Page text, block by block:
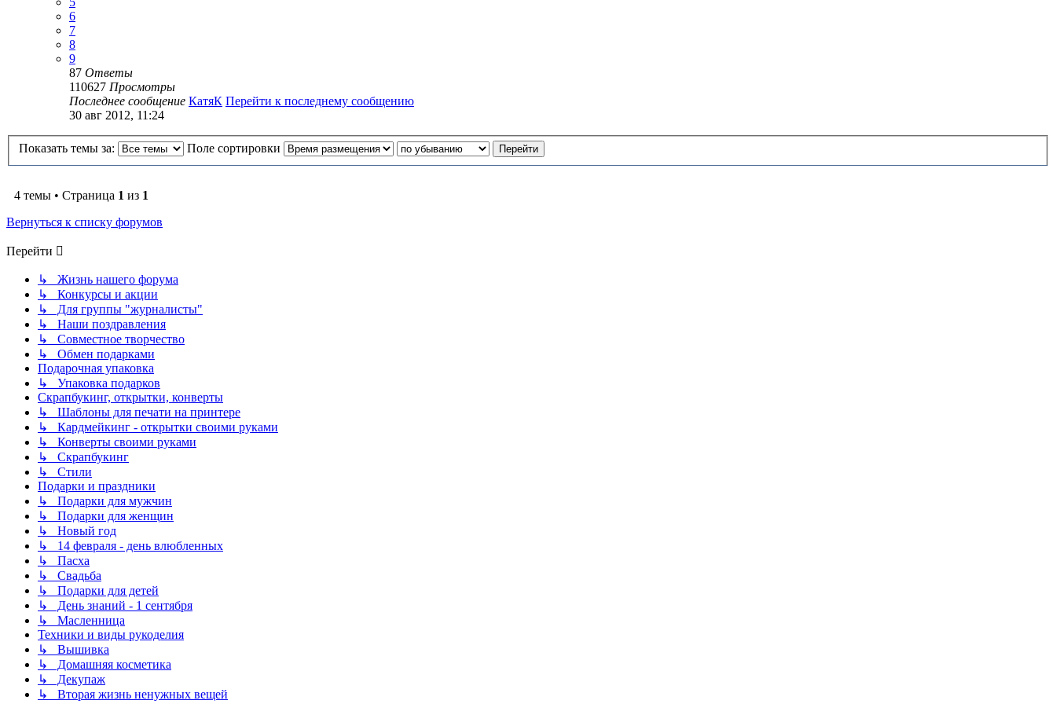
6
7
8
9
87 Ответы
110627 Просмотры
Последнее сообщение КатяК Перейти к последнему сообщению
30 авг 2012, 11:24
Показать темы за: Поле сортировки
4 темы • Страница 1 из 1
Вернуться к списку форумов
Перейти
↳ Жизнь нашего форума
↳ Конкурсы и акции
↳ Для группы "журналисты"
↳ Наши поздравления
↳ Совместное творчество
↳ Обмен подарками
Подарочная упаковка
↳ Упаковка подарков
Скрапбукинг, открытки, конверты
↳ Шаблоны для печати на принтере
↳ Кардмейкинг - открытки своими руками
↳ Конверты своими руками
↳ Скрапбукинг
↳ Стили
Подарки и праздники
↳ Подарки для мужчин
↳ Подарки для женщин
↳ Новый год
↳ 14 февраля - день влюбленных
↳ Пасха
↳ Свадьба
↳ Подарки для детей
↳ День знаний - 1 сентября
↳ Масленница
Техники и виды рукоделия
↳ Вышивка
↳ Домашняя косметика
↳ Декупаж
↳ Вторая жизнь ненужных вещей